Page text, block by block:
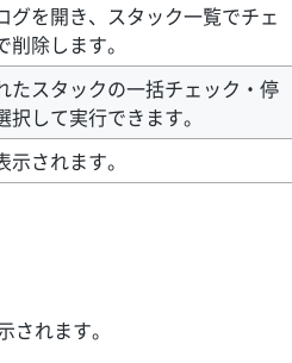
グを開き、スタック一覧でチェ
除します。
たスタックの一括チェック・停
して実行できます。
されます。
れます。